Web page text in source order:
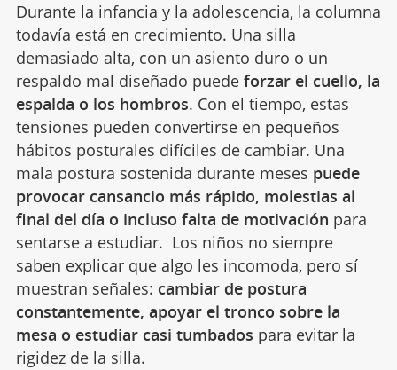
Durante la infancia y la adolescencia, la columna
todavía está en crecimiento. Una silla
demasiado alta, con un asiento duro o un
respaldo mal diseñado puedeforzar el cuello, la
espalda o los hombros. Con el tiempo, estas
tensiones pueden convertirse en pequeños
hábitos posturales difíciles de cambiar. Una
mala postura sostenida durante meses puede
provocar cansancio más rápido, molestias al
final del día o incluso falta de motivación para
sentarse a estudiar. Los niños no siempre
saben explicar que algo les incomoda, pero sí
muestran señales: cambiar de postura
constantemente, apoyar el tronco sobre la
mesa o estudiar casi tumbados para evitar la
rigidez de la silla.